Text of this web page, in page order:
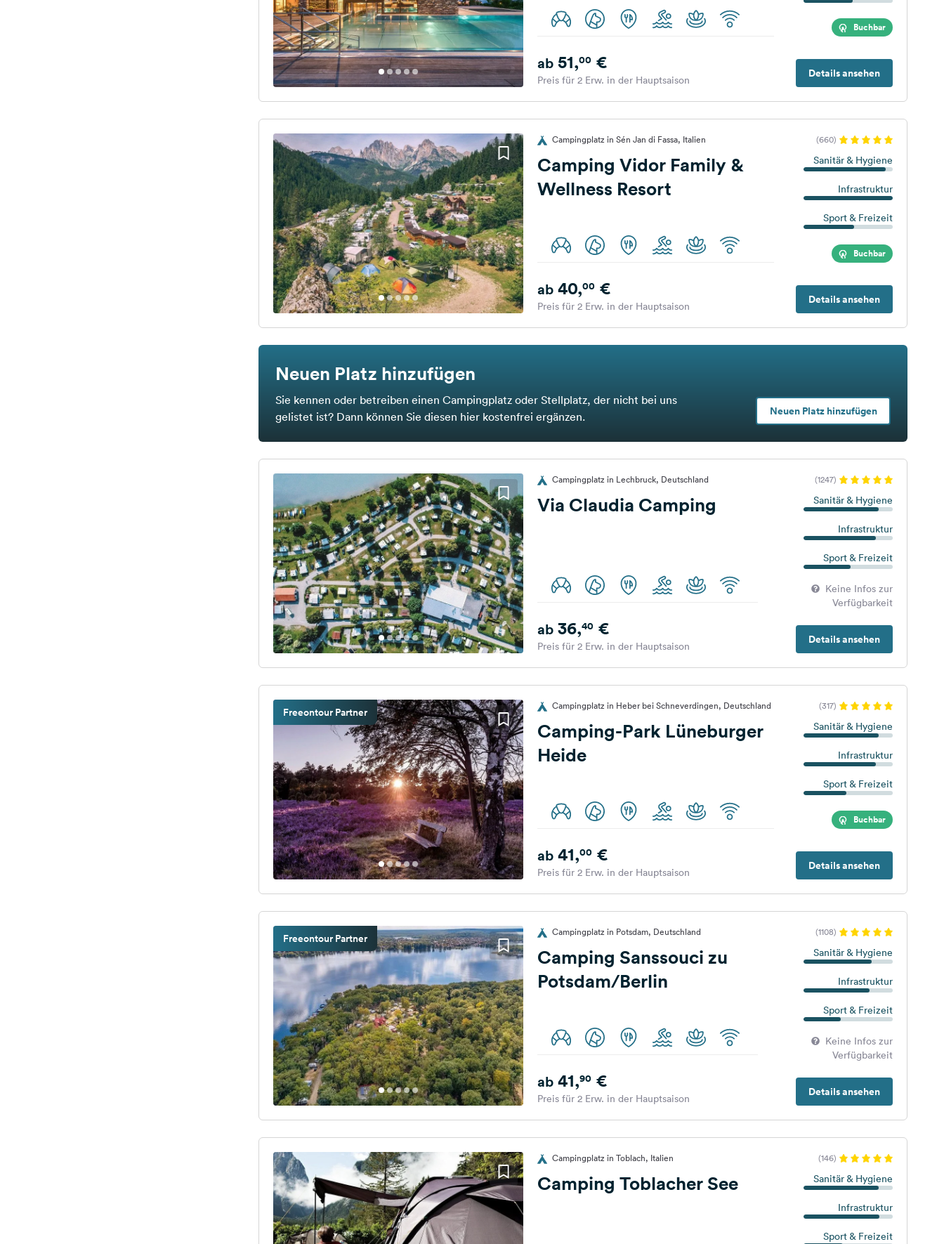
Buchbar
Details ansehen
ab51,00€
Preis für 2 Erw. in der Hauptsaison
Campingplatz in Sén Jan di Fassa, Italien (660)
Camping Vidor Family &
Wellness Resort
Sanitär & Hygiene
Infrastruktur
Sport & Freizeit
Buchbar
Details ansehen
ab40,00€
Preis für 2 Erw. in der Hauptsaison
Neuen Platz hinzufügen
Sie kennen oder betreiben einen Campingplatz oder Stellplatz, der nicht bei uns
gelistet ist? Dann können Sie diesen hier kostenfrei ergänzen.
Neuen Platz hinzufügen
Campingplatz in Lechbruck, Deutschland (1247)
Via Claudia Camping Sanitär & Hygiene
Infrastruktur
Sport & Freizeit
Keine Infos zur
Verfügbarkeit
Details ansehen
ab36,40€
Preis für 2 Erw. in der Hauptsaison
Freeontour Partner Campingplatz in Heber bei Schneverdingen, Deutschland (317)
Camping-Park Lüneburger
Heide
Sanitär & Hygiene
Infrastruktur
Sport & Freizeit
Buchbar
Details ansehen
ab41,00€
Preis für 2 Erw. in der Hauptsaison
Freeontour Partner Campingplatz in Potsdam, Deutschland (1108)
Camping Sanssouci zu
Potsdam/Berlin
Sanitär & Hygiene
Infrastruktur
Sport & Freizeit
Keine Infos zur
Verfügbarkeit
Details ansehen
ab41,90€
Preis für 2 Erw. in der Hauptsaison
Campingplatz in Toblach, Italien (146)
Camping Toblacher See Sanitär & Hygiene
Infrastruktur
Sport & Freizeit